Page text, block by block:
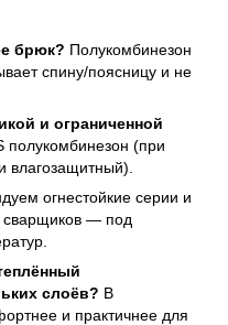
брюк? Полукомбинезон
спину/поясницу и не
и ограниченной
полукомбинезон (при
огнестойкие серии и
сварщиков — под
слоёв? В
и практичнее для